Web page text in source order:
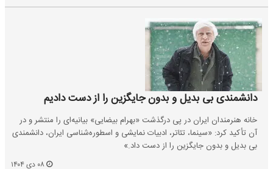
دانشمندی بی بدیل و بدون جایگزین را از دست دادیم
خانه هنرمندان ایران در پی درگذشت «بهرام بیضایی» بیانیه‌ای را منتشر و در
آن تأکید کرد: «سینما، تئاتر، ادبیات نمایشی و اسطوره‌شناسی ایران، دانشمندی
بی بدیل و بدون جایگزین را از دست داد.»